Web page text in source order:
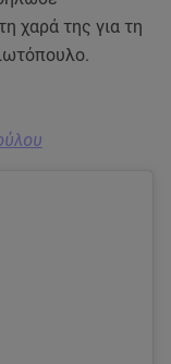
χαρά της για τη